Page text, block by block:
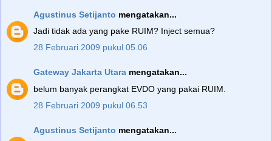
Agustinus Setijanto mengatakan...
Jadi tidak ada yang pake RUIM? Inject semua?
28 Februari 2009 pukul 05.06
Gateway Jakarta Utara mengatakan...
belum banyak perangkat EVDO yang pakai RUIM.
28 Februari 2009 pukul 06.53
Agustinus Setijanto mengatakan...